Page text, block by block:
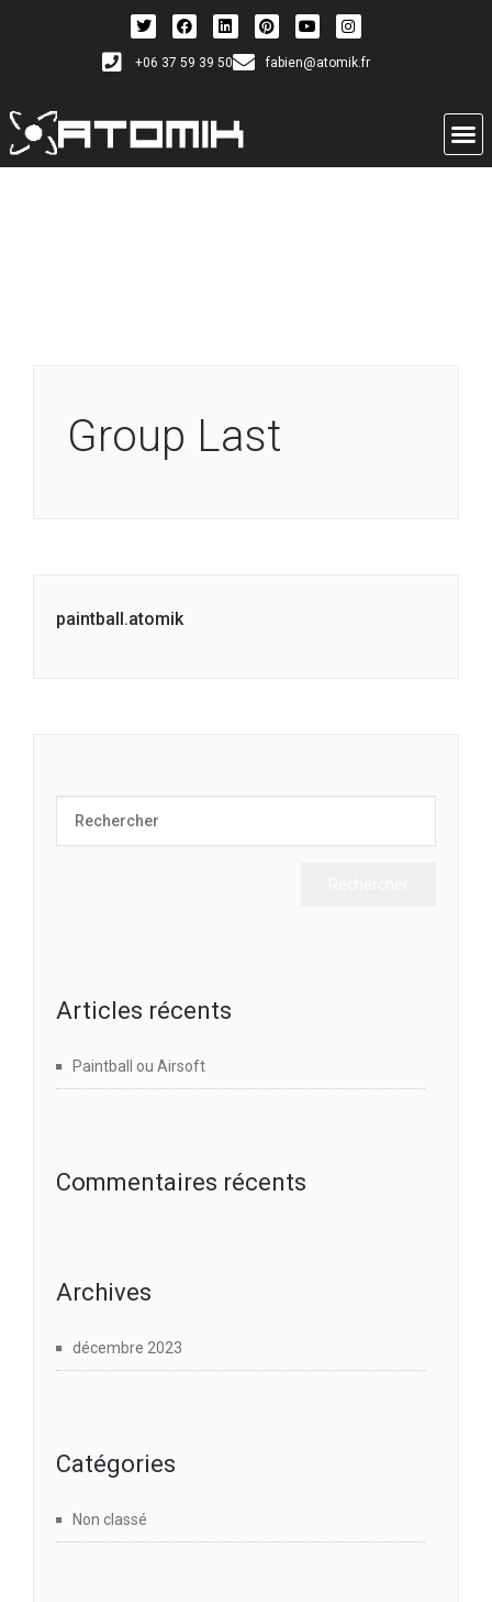
+06 37 59 39 50 fabien@atomik.fr
Group Last
paintball.atomik
Articles récents
Paintball ou Airsoft
Commentaires récents
Archives
décembre 2023
Catégories
Non classé